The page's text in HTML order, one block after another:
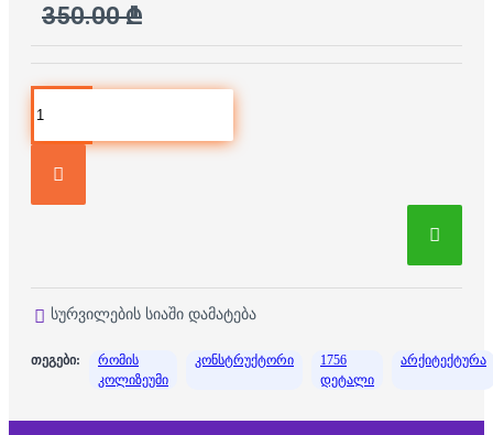
350.00 ₾
სურვილების სიაში დამატება
თეგები:
რომის
კოლიზეუმი
კონსტრუქტორი
1756
დეტალი
არქიტექტურა